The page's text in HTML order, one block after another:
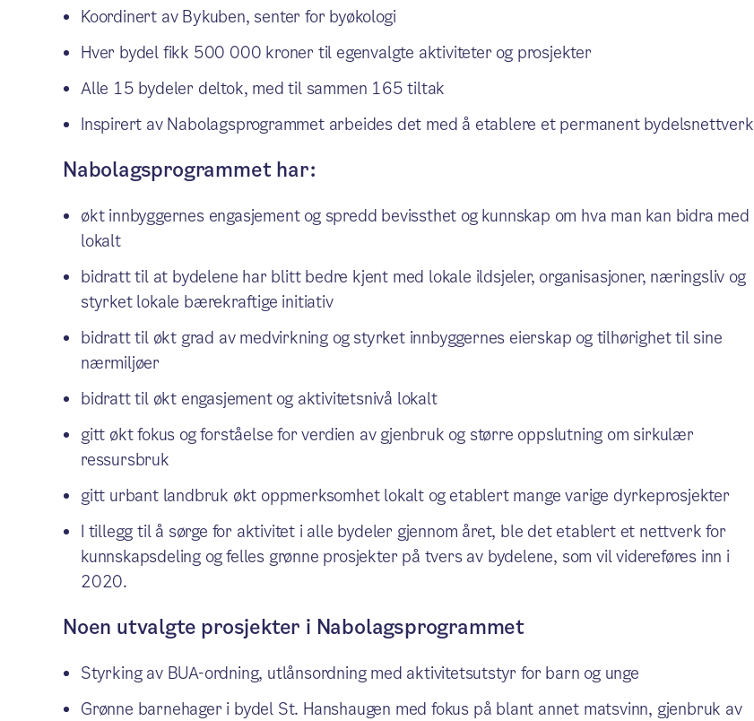
Koordinert av Bykuben, senter for byøkologi
Hver bydel fikk 500 000 kroner til egenvalgte aktiviteter og prosjekter
Alle 15 bydeler deltok, med til sammen 165 tiltak
Inspirert av Nabolagsprogrammet arbeides det med å etablere et permanent bydelsnettverk
Nabolagsprogrammet har:
økt innbyggernes engasjement og spredd bevissthet og kunnskap om hva man kan bidra med
lokalt
bidratt til at bydelene har blitt bedre kjent med lokale ildsjeler, organisasjoner, næringsliv og
styrket lokale bærekraftige initiativ
bidratt til økt grad av medvirkning og styrket innbyggernes eierskap og tilhørighet til sine
nærmiljøer
bidratt til økt engasjement og aktivitetsnivå lokalt
gitt økt fokus og forståelse for verdien av gjenbruk og større oppslutning om sirkulær
ressursbruk
gitt urbant landbruk økt oppmerksomhet lokalt og etablert mange varige dyrkeprosjekter
I tillegg til å sørge for aktivitet i alle bydeler gjennom året, ble det etablert et nettverk for
kunnskapsdeling og felles grønne prosjekter på tvers av bydelene, som vil videreføres inn i
2020.
Noen utvalgte prosjekter i Nabolagsprogrammet
Styrking av BUA-ordning, utlånsordning med aktivitetsutstyr for barn og unge
Grønne barnehager i bydel St. Hanshaugen med fokus på blant annet matsvinn, gjenbruk av